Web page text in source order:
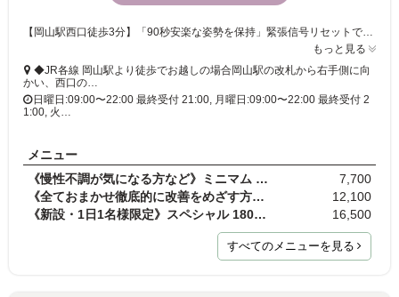
【岡山駅西口徒歩3分】「90秒安楽な姿勢を保持」緊張信号リセットで筋肉はふわふわに!。やさしいアプローチ、しっかり筋膜リリース、心地良いほぐしやストレッチなどでお悩みを改善へと導きます♪
もっと見る
◆JR各線 岡山駅より徒歩でお越しの場合岡山駅の改札から右手側に向
かい、西口の…
日曜日:09:00〜22:00 最終受付 21:00, 月曜日:09:00〜22:00 最終受付 2
1:00, 火…
メニュー
《慢性不調が気になる方など》ミニマム 60分 初回規…
7,700
《全ておまかせ徹底的に改善をめざす方など》ロング …
12,100
《新設・1日1名様限定》スペシャル 180分 初回規定料…
16,500
すべてのメニューを見る